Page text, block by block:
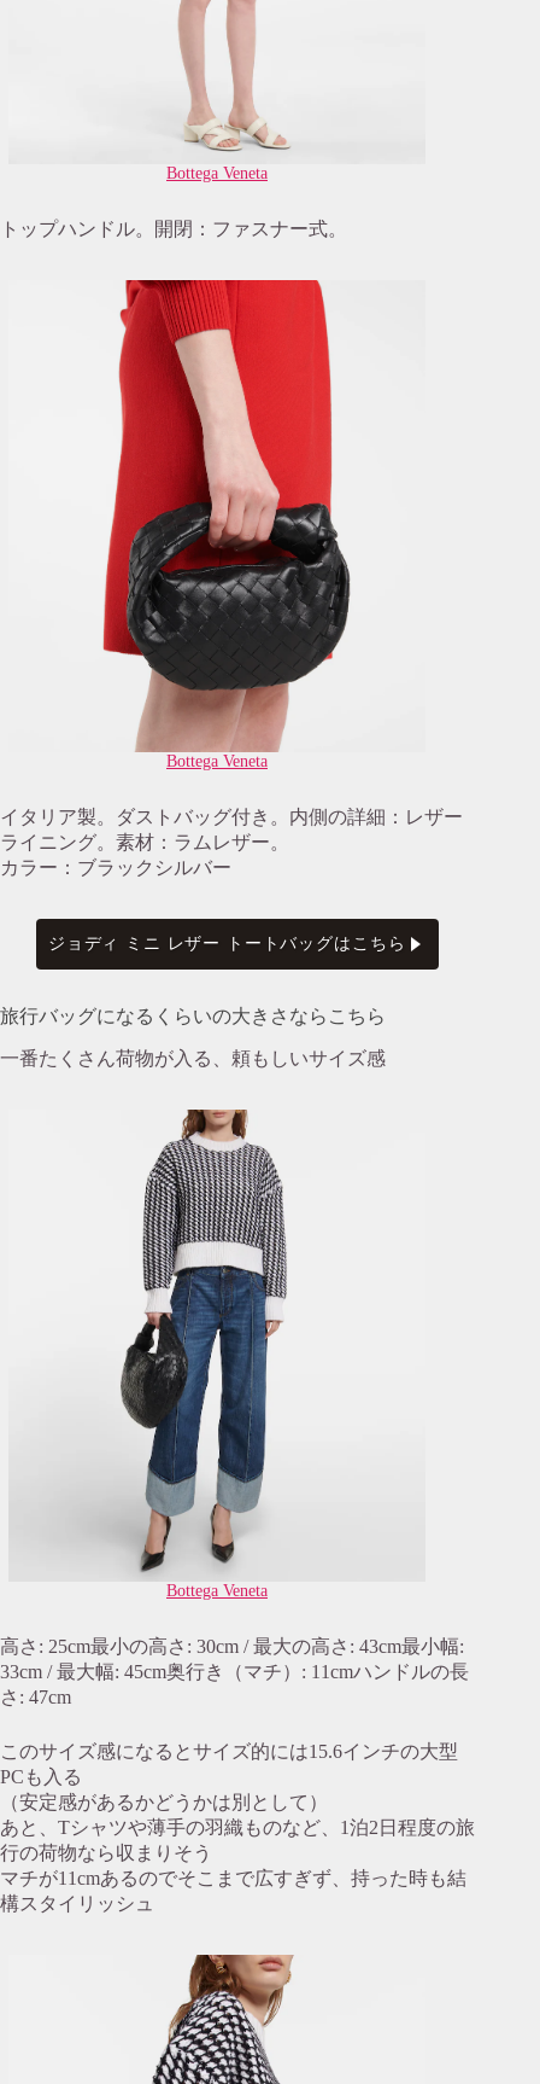
Bottega Veneta
トップハンドル。開閉：ファスナー式。
Bottega Veneta
イタリア製。ダストバッグ付き。内側の詳細：レザー
ライニング。素材：ラムレザー。
カラー：ブラックシルバー
ジョディ ミニ レザー トートバッグはこちら
旅行バッグになるくらいの大きさならこちら
一番たくさん荷物が入る、頼もしいサイズ感
Bottega Veneta
高さ: 25cm最小の高さ: 30cm / 最大の高さ: 43cm最小幅:
33cm / 最大幅: 45cm奥行き（マチ）: 11cmハンドルの長
さ: 47cm
このサイズ感になるとサイズ的には15.6インチの大型
PCも入る
（安定感があるかどうかは別として）
あと、Tシャツや薄手の羽織ものなど、1泊2日程度の旅
行の荷物なら収まりそう
マチが11cmあるのでそこまで広すぎず、持った時も結
構スタイリッシュ